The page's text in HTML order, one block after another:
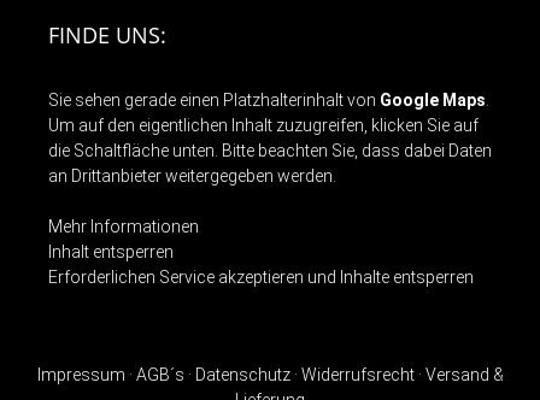
FINDE UNS:
Sie sehen gerade einen Platzhalterinhalt von Google Maps
Um auf den eigentlichen Inhalt zuzugreifen, klicken Sie auf
die Schaltfläche unten. Bitte beachten Sie, dass dabei Daten
an Drittanbieter weitergegeben werden.
Mehr Informationen
Inhalt entsperren
Erforderlichen Service akzeptieren und Inhalte entsperren
Impressum · AGB´s · Datenschutz · Widerrufsrecht · Versand &